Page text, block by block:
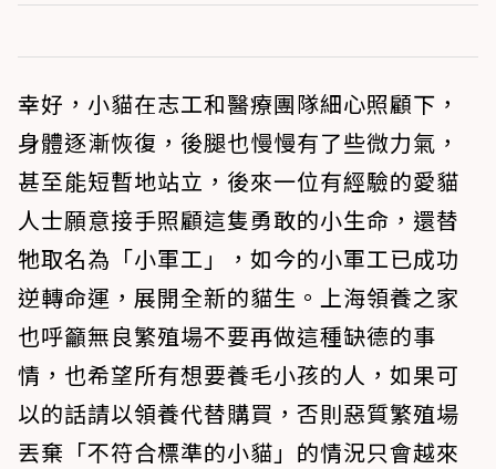
幸好，小貓在志工和醫療團隊細心照顧下，
身體逐漸恢復，後腿也慢慢有了些微力氣，
甚至能短暫地站立，後來一位有經驗的愛貓
人士願意接手照顧這隻勇敢的小生命，還替
牠取名為「小軍工」，如今的小軍工已成功
逆轉命運，展開全新的貓生。上海領養之家
也呼籲無良繁殖場不要再做這種缺德的事
情，也希望所有想要養毛小孩的人，如果可
以的話請以領養代替購買，否則惡質繁殖場
丟棄「不符合標準的小貓」的情況只會越來